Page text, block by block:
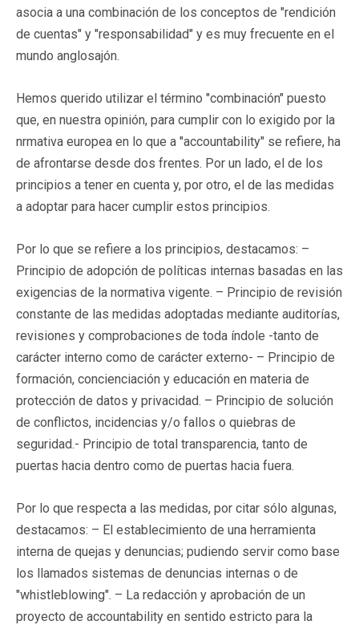
asocia a una combinación de los conceptos de "rendición
de cuentas" y "responsabilidad" y es muy frecuente en el
mundo anglosajón.
Hemos querido utilizar el término "combinación" puesto
que, en nuestra opinión, para cumplir con lo exigido por la
nrmativa europea en lo que a "accountability" se refiere, ha
de afrontarse desde dos frentes. Por un lado, el de los
principios a tener en cuenta y, por otro, el de las medidas
a adoptar para hacer cumplir estos principios.
Por lo que se refiere a los principios, destacamos: –
Principio de adopción de políticas internas basadas en las
exigencias de la normativa vigente. – Principio de revisión
constante de las medidas adoptadas mediante auditorías,
revisiones y comprobaciones de toda índole -tanto de
carácter interno como de carácter externo- – Principio de
formación, concienciación y educación en materia de
protección de datos y privacidad. – Principio de solución
de conflictos, incidencias y/o fallos o quiebras de
seguridad.- Principio de total transparencia, tanto de
puertas hacia dentro como de puertas hacia fuera.
Por lo que respecta a las medidas, por citar sólo algunas,
destacamos: – El establecimiento de una herramienta
interna de quejas y denuncias; pudiendo servir como base
los llamados sistemas de denuncias internas o de
"whistleblowing". – La redacción y aprobación de un
proyecto de accountability en sentido estricto para la